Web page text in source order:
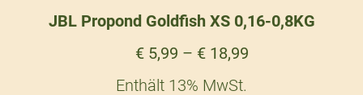
JBL Propond Goldfish XS 0,16-0,8KG
€5,99 – €18,99
Enthält 13% MwSt.